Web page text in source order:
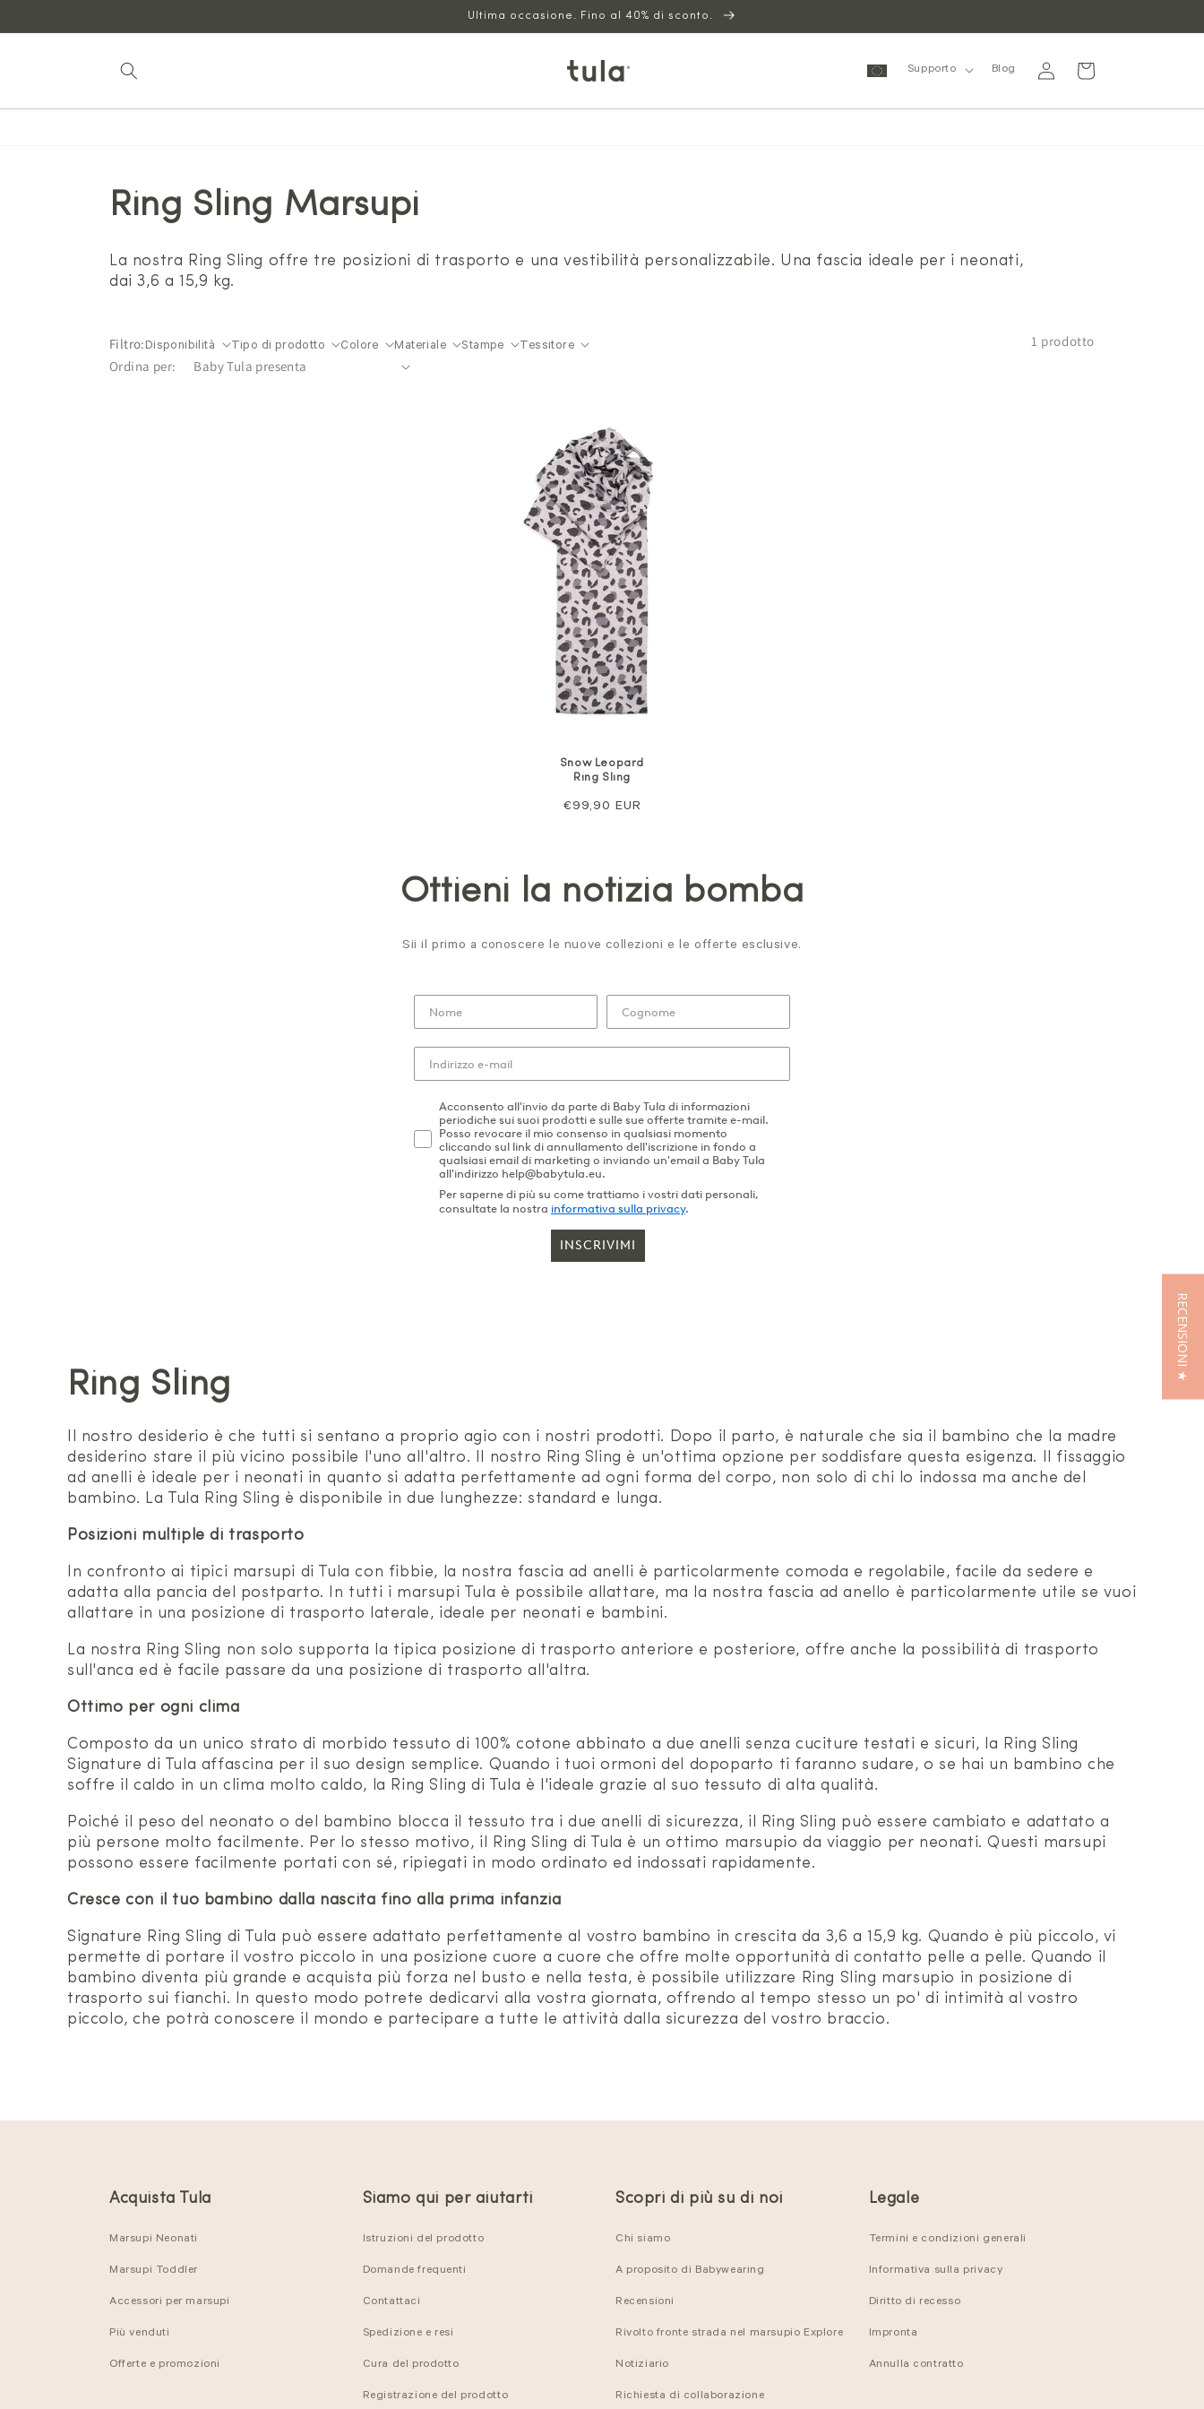
contenuto
Ultima occasione. Fino al 40% di sconto.
Supporto Blog Accedi Carrello
Ring Sling Marsupi
La nostra Ring Sling offre tre posizioni di trasporto e una vestibilità personalizzabile. Una fascia ideale per i neonati,
dai 3,6 a 15,9 kg.
Filtro: Disponibilità Tipo di prodotto Colore Materiale Stampe Tessitore
Ordina per:
1 prodotto
Snow Leopard
Ring Sling
Prezzo
€99,90 EUR
Ottieni la notizia bomba
Sii il primo a conoscere le nuove collezioni e le offerte esclusive.
Acconsento all'invio da parte di Baby Tula di informazioni
periodiche sui suoi prodotti e sulle sue offerte tramite e-mail.
Posso revocare il mio consenso in qualsiasi momento
cliccando sul link di annullamento dell'iscrizione in fondo a
qualsiasi email di marketing o inviando un'email a Baby Tula
all'indirizzo help@babytula.eu.
Per saperne di più su come trattiamo i vostri dati personali,
consultate la nostra informativa sulla privacy.
INSCRIVIMI
Ring Sling
Il nostro desiderio è che tutti si sentano a proprio agio con i nostri prodotti. Dopo il parto, è naturale che sia il bambino che la madre
desiderino stare il più vicino possibile l'uno all'altro. Il nostro Ring Sling è un'ottima opzione per soddisfare questa esigenza. Il fissaggio
ad anelli è ideale per i neonati in quanto si adatta perfettamente ad ogni forma del corpo, non solo di chi lo indossa ma anche del
bambino. La Tula Ring Sling è disponibile in due lunghezze: standard e lunga.
Posizioni multiple di trasporto
In confronto ai tipici marsupi di Tula con fibbie, la nostra fascia ad anelli è particolarmente comoda e regolabile, facile da sedere e
adatta alla pancia del postparto. In tutti i marsupi Tula è possibile allattare, ma la nostra fascia ad anello è particolarmente utile se vuoi
allattare in una posizione di trasporto laterale, ideale per neonati e bambini.
La nostra Ring Sling non solo supporta la tipica posizione di trasporto anteriore e posteriore, offre anche la possibilità di trasporto
sull'anca ed è facile passare da una posizione di trasporto all'altra.
Ottimo per ogni clima
Composto da un unico strato di morbido tessuto di 100% cotone abbinato a due anelli senza cuciture testati e sicuri, la Ring Sling
Signature di Tula affascina per il suo design semplice. Quando i tuoi ormoni del dopoparto ti faranno sudare, o se hai un bambino che
soffre il caldo in un clima molto caldo, la Ring Sling di Tula è l'ideale grazie al suo tessuto di alta qualità.
Poiché il peso del neonato o del bambino blocca il tessuto tra i due anelli di sicurezza, il Ring Sling può essere cambiato e adattato a
più persone molto facilmente. Per lo stesso motivo, il Ring Sling di Tula è un ottimo marsupio da viaggio per neonati. Questi marsupi
possono essere facilmente portati con sé, ripiegati in modo ordinato ed indossati rapidamente.
Cresce con il tuo bambino dalla nascita fino alla prima infanzia
Signature Ring Sling di Tula può essere adattato perfettamente al vostro bambino in crescita da 3,6 a 15,9 kg. Quando è più piccolo, vi
permette di portare il vostro piccolo in una posizione cuore a cuore che offre molte opportunità di contatto pelle a pelle. Quando il
bambino diventa più grande e acquista più forza nel busto e nella testa, è possibile utilizzare Ring Sling marsupio in posizione di
trasporto sui fianchi. In questo modo potrete dedicarvi alla vostra giornata, offrendo al tempo stesso un po' di intimità al vostro
piccolo, che potrà conoscere il mondo e partecipare a tutte le attività dalla sicurezza del vostro braccio.
Acquista Tula
Marsupi Neonati
Marsupi Toddler
Accessori per marsupi
Più venduti
Offerte e promozioni
Siamo qui per aiutarti
Istruzioni del prodotto
Domande frequenti
Contattaci
Spedizione e resi
Cura del prodotto
Registrazione del prodotto
Scopri di più su di noi
Chi siamo
A proposito di Babywearing
Recensioni
Rivolto fronte strada nel marsupio Explore
Notiziario
Richiesta di collaborazione
Legale
Termini e condizioni generali
Informativa sulla privacy
Diritto di recesso
Impronta
Annulla contratto
RECENSIONI ★